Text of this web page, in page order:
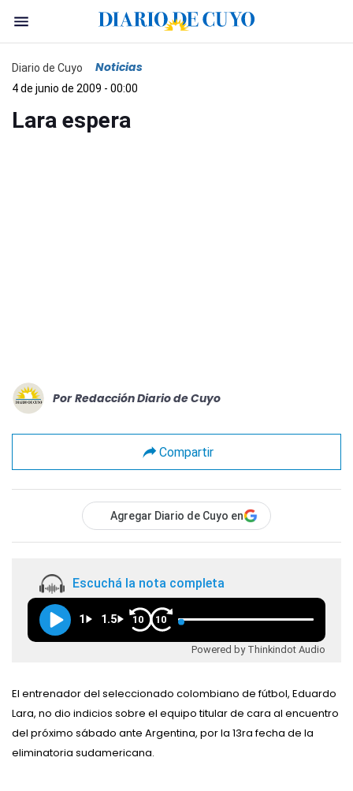
Diario de Cuyo Noticias
4 de junio de 2009 - 00:00
Lara espera
Por Redacción Diario de Cuyo
Compartir
Agregar Diario de Cuyo en
Escuchá la nota completa
1 1.5 10 10
Powered by Thinkindot Audio
El entrenador del seleccionado colombiano de fútbol, Eduardo
Lara, no dio indicios sobre el equipo titular de cara al encuentro
del próximo sábado ante Argentina, por la 13ra fecha de la
eliminatoria sudamericana.